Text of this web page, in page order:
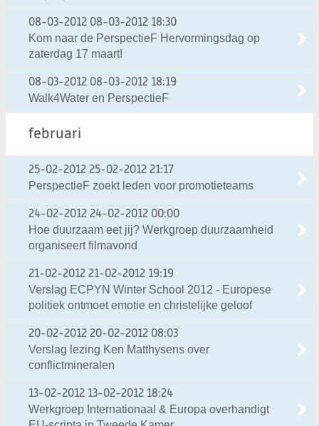
08-03-2012 08-03-2012 18:30
Kom naar de PerspectieF Hervormingsdag op
zaterdag 17 maart!
08-03-2012 08-03-2012 18:19
Walk4Water en PerspectieF
februari
25-02-2012 25-02-2012 21:17
PerspectieF zoekt leden voor promotieteams
24-02-2012 24-02-2012 00:00
Hoe duurzaam eet jij? Werkgroep duurzaamheid
organiseert filmavond
21-02-2012 21-02-2012 19:19
Verslag ECPYN Winter School 2012 - Europese
politiek ontmoet emotie en christelijke geloof
20-02-2012 20-02-2012 08:03
Verslag lezing Ken Matthysens over
conflictmineralen
13-02-2012 13-02-2012 18:24
Werkgroep Internationaal & Europa overhandigt